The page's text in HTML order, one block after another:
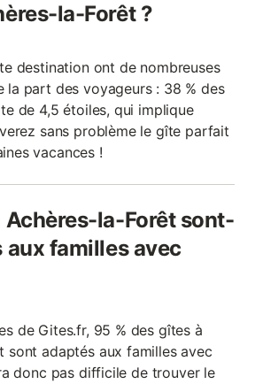
la-Forêt ?
destination ont de nombreuses
la part des voyageurs : 38 % des
de 4,5 étoiles, qui implique
sans problème le gîte parfait
vacances !
Achères-la-Forêt sont-
aux familles avec
de Gites.fr, 95 % des gîtes à
sont adaptés aux familles avec
donc pas difficile de trouver le